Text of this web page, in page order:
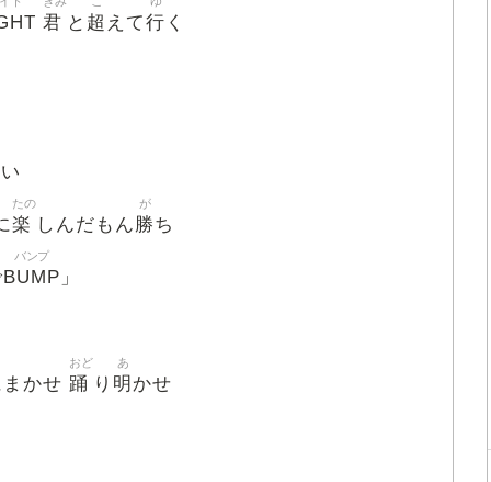
君 と 超 えて行 く
楽
たの
しんだもん勝
が
ち
BUMP
バンプ
」
まかせ 踊
おど
り 明
あ
かせ